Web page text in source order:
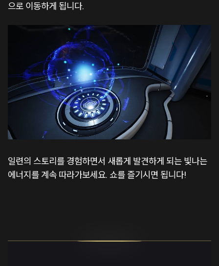
으로 이동하게 됩니다.
일련의 스토리를 경험하면서 새롭게 발견하게 되는 빛나는
에너지를 계속 따라가보세요. 쇼를 즐기시면 됩니다!